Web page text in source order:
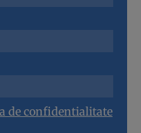
de confidentialitate